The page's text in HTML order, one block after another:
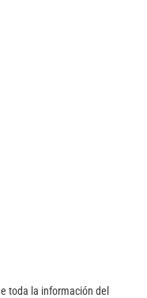
toda la información del